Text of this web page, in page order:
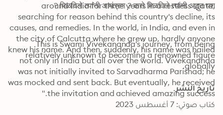
मिळविले त्यांनी आमंत्रण ? कसे मिळविले त्यांनी अद्भुत यश ?
searching for reason behind this country's decline, its
causes, and remedies. In the world, in India, and even in
the city of Calcutta where he grew up, hardly anyone
was not initially invited to Sarvadharma Parishad; he
was mocked and sent back. But eventually, he received
the invitation and achieved amazing success."
This is Swami Vivekananda's journey, from being
relatively unknown to becoming a renowned figure
globally.
تاريخ النشر
كتاب صوتي: 7 أغسطس 2023